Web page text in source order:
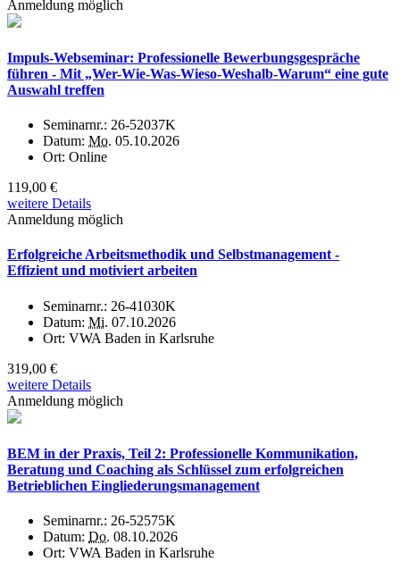
Anmeldung möglich
Impuls-Webseminar: Professionelle Bewerbungsgespräche
führen - Mit „Wer-Wie-Was-Wieso-Weshalb-Warum“ eine gute
Auswahl treffen
Seminarnr.: 26-52037K
Datum: Mo. 05.10.2026
Ort: Online
119,00 €
weitere Details
Anmeldung möglich
Erfolgreiche Arbeitsmethodik und Selbstmanagement -
Effizient und motiviert arbeiten
Seminarnr.: 26-41030K
Datum: Mi. 07.10.2026
Ort: VWA Baden in Karlsruhe
319,00 €
weitere Details
Anmeldung möglich
BEM in der Praxis, Teil 2: Professionelle Kommunikation,
Beratung und Coaching als Schlüssel zum erfolgreichen
Betrieblichen Eingliederungsmanagement
Seminarnr.: 26-52575K
Datum: Do. 08.10.2026
Ort: VWA Baden in Karlsruhe